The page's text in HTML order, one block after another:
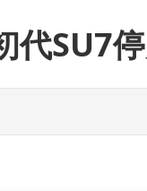
代SU7